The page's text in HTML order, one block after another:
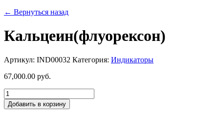
← Вернуться назад
Кальцеин(флуорексон)
Артикул: IND00032 Категория: Индикаторы
67,000.00 руб.
Добавить в корзину